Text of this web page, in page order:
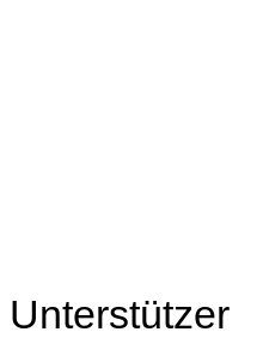
Unterstützer